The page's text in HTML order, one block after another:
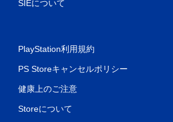
SIEについて
PlayStation利用規約
PS Storeキャンセルポリシー
健康上のご注意
Storeについて